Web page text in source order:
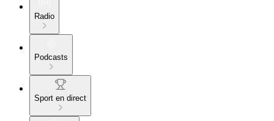
Radio
Podcasts
Sport en direct